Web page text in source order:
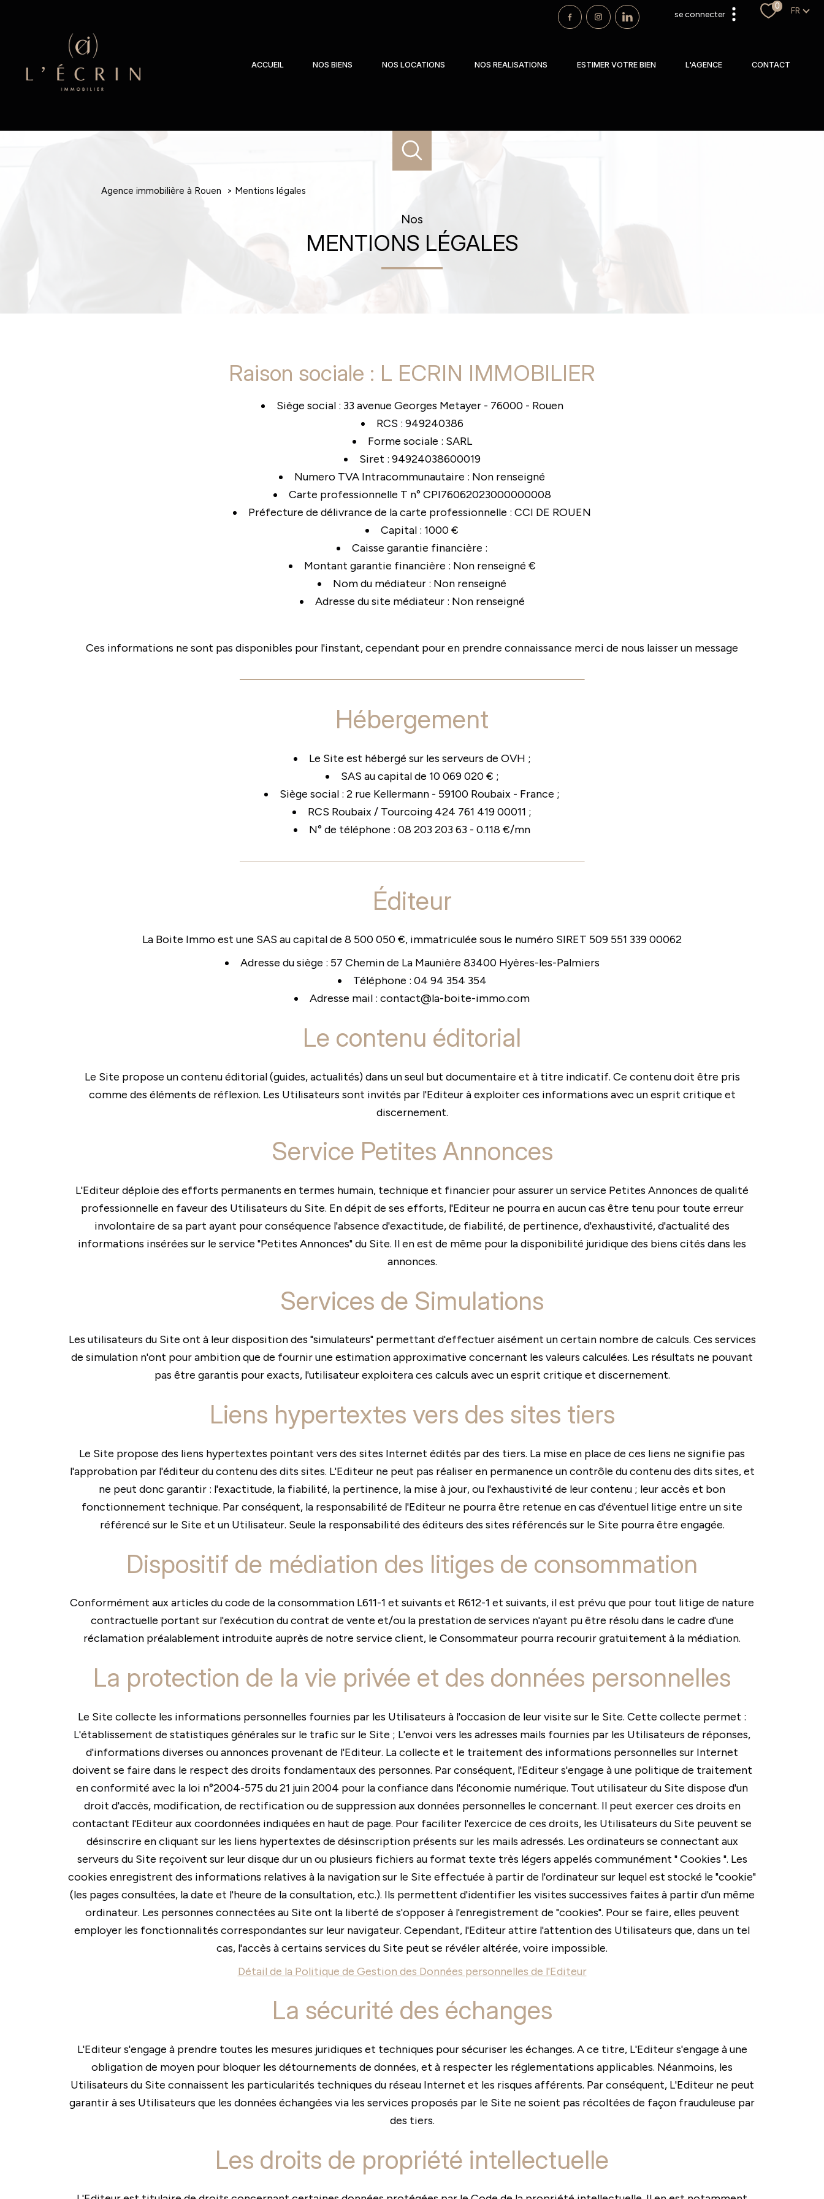
se connecter
0 Langue
FR
ACCUEIL NOS BIENS NOS LOCATIONS NOS REALISATIONS ESTIMER VOTRE BIEN L'AGENCE CONTACT
Agence immobilière à Rouen mentions légales
Nos
MENTIONS LÉGALES
Raison sociale : L ECRIN IMMOBILIER
Siège social : 33 avenue Georges Metayer - 76000 - Rouen
RCS : 949240386
Forme sociale : SARL
Siret : 94924038600019
Numero TVA Intracommunautaire : Non renseigné
Carte professionnelle T n° CPI76062023000000008
Préfecture de délivrance de la carte professionnelle : CCI DE ROUEN
Capital : 1000 €
Caisse garantie financière :
Montant garantie financière : Non renseigné €
Nom du médiateur : Non renseigné
Adresse du site médiateur : Non renseigné
Ces informations ne sont pas disponibles pour l'instant, cependant pour en prendre connaissance merci de nous laisser un message
Hébergement
Le Site est hébergé sur les serveurs de OVH ;
SAS au capital de 10 069 020 € ;
Siège social : 2 rue Kellermann - 59100 Roubaix - France ;
RCS Roubaix / Tourcoing 424 761 419 00011 ;
N° de téléphone : 08 203 203 63 - 0.118 €/mn
Éditeur
La Boite Immo est une SAS au capital de 8 500 050 €, immatriculée sous le numéro SIRET 509 551 339 00062
Adresse du siège : 57 Chemin de La Maunière 83400 Hyères-les-Palmiers
Téléphone : 04 94 354 354
Adresse mail : contact@la-boite-immo.com
Le contenu éditorial
Le Site propose un contenu éditorial (guides, actualités) dans un seul but documentaire et à titre indicatif. Ce contenu doit être pris
comme des éléments de réflexion. Les Utilisateurs sont invités par l'Editeur à exploiter ces informations avec un esprit critique et
discernement.
Service Petites Annonces
L'Editeur déploie des efforts permanents en termes humain, technique et financier pour assurer un service Petites Annonces de qualité
professionnelle en faveur des Utilisateurs du Site. En dépit de ses efforts, l'Editeur ne pourra en aucun cas être tenu pour toute erreur
involontaire de sa part ayant pour conséquence l'absence d'exactitude, de fiabilité, de pertinence, d'exhaustivité, d'actualité des
informations insérées sur le service "Petites Annonces" du Site. Il en est de même pour la disponibilité juridique des biens cités dans les
annonces.
Services de Simulations
Les utilisateurs du Site ont à leur disposition des "simulateurs" permettant d'effectuer aisément un certain nombre de calculs. Ces services
de simulation n'ont pour ambition que de fournir une estimation approximative concernant les valeurs calculées. Les résultats ne pouvant
pas être garantis pour exacts, l'utilisateur exploitera ces calculs avec un esprit critique et discernement.
Liens hypertextes vers des sites tiers
Le Site propose des liens hypertextes pointant vers des sites Internet édités par des tiers. La mise en place de ces liens ne signifie pas
l'approbation par l'éditeur du contenu des dits sites. L'Editeur ne peut pas réaliser en permanence un contrôle du contenu des dits sites, et
ne peut donc garantir : l'exactitude, la fiabilité, la pertinence, la mise à jour, ou l'exhaustivité de leur contenu ; leur accès et bon
fonctionnement technique. Par conséquent, la responsabilité de l'Editeur ne pourra être retenue en cas d'éventuel litige entre un site
référencé sur le Site et un Utilisateur. Seule la responsabilité des éditeurs des sites référencés sur le Site pourra être engagée.
Dispositif de médiation des litiges de consommation
Conformément aux articles du code de la consommation L611-1 et suivants et R612-1 et suivants, il est prévu que pour tout litige de nature
contractuelle portant sur l'exécution du contrat de vente et/ou la prestation de services n'ayant pu être résolu dans le cadre d'une
réclamation préalablement introduite auprès de notre service client, le Consommateur pourra recourir gratuitement à la médiation.
La protection de la vie privée et des données personnelles
Le Site collecte les informations personnelles fournies par les Utilisateurs à l'occasion de leur visite sur le Site. Cette collecte permet :
L'établissement de statistiques générales sur le trafic sur le Site ; L'envoi vers les adresses mails fournies par les Utilisateurs de réponses,
d'informations diverses ou annonces provenant de l'Editeur. La collecte et le traitement des informations personnelles sur Internet
doivent se faire dans le respect des droits fondamentaux des personnes. Par conséquent, l'Editeur s'engage à une politique de traitement
en conformité avec la loi n°2004-575 du 21 juin 2004 pour la confiance dans l'économie numérique. Tout utilisateur du Site dispose d'un
droit d'accès, modification, de rectification ou de suppression aux données personnelles le concernant. Il peut exercer ces droits en
contactant l'Editeur aux coordonnées indiquées en haut de page. Pour faciliter l'exercice de ces droits, les Utilisateurs du Site peuvent se
désinscrire en cliquant sur les liens hypertextes de désinscription présents sur les mails adressés. Les ordinateurs se connectant aux
serveurs du Site reçoivent sur leur disque dur un ou plusieurs fichiers au format texte très légers appelés communément " Cookies ". Les
cookies enregistrent des informations relatives à la navigation sur le Site effectuée à partir de l'ordinateur sur lequel est stocké le "cookie"
(les pages consultées, la date et l'heure de la consultation, etc.). Ils permettent d'identifier les visites successives faites à partir d'un même
ordinateur. Les personnes connectées au Site ont la liberté de s'opposer à l'enregistrement de "cookies". Pour se faire, elles peuvent
employer les fonctionnalités correspondantes sur leur navigateur. Cependant, l'Editeur attire l'attention des Utilisateurs que, dans un tel
cas, l'accès à certains services du Site peut se révéler altérée, voire impossible.
Détail de la Politique de Gestion des Données personnelles de l'Editeur
La sécurité des échanges
L'Editeur s'engage à prendre toutes les mesures juridiques et techniques pour sécuriser les échanges. A ce titre, L'Editeur s'engage à une
obligation de moyen pour bloquer les détournements de données, et à respecter les réglementations applicables. Néanmoins, les
Utilisateurs du Site connaissent les particularités techniques du réseau Internet et les risques afférents. Par conséquent, L'Editeur ne peut
garantir à ses Utilisateurs que les données échangées via les services proposés par le Site ne soient pas récoltées de façon frauduleuse par
des tiers.
Les droits de propriété intellectuelle